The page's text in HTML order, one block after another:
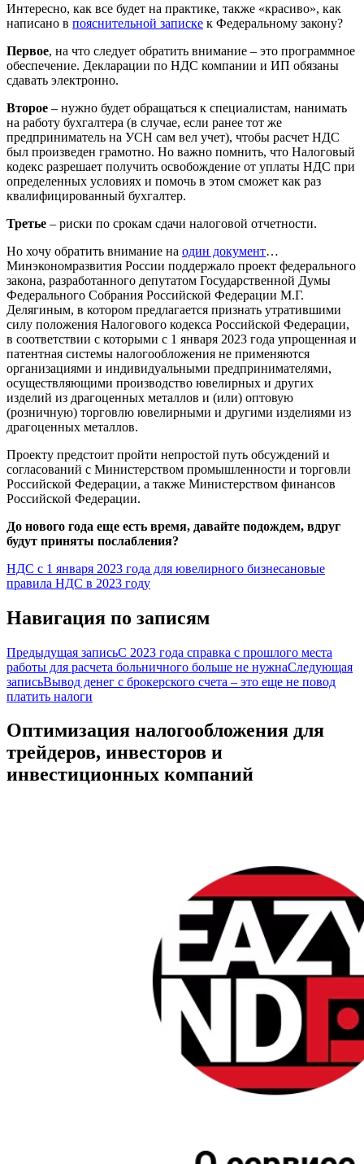
Интересно, как все будет на практике, также «красиво», как
написано в пояснительной записке к Федеральному закону?
Первое, на что следует обратить внимание – это программное
обеспечение. Декларации по НДС компании и ИП обязаны
сдавать электронно.
Второе – нужно будет обращаться к специалистам, нанимать
на работу бухгалтера (в случае, если ранее тот же
предприниматель на УСН сам вел учет), чтобы расчет НДС
был произведен грамотно. Но важно помнить, что Налоговый
кодекс разрешает получить освобождение от уплаты НДС при
определенных условиях и помочь в этом сможет как раз
квалифицированный бухгалтер.
Третье – риски по срокам сдачи налоговой отчетности.
Но хочу обратить внимание на один документ…
Минэкономразвития России поддержало проект федерального
закона, разработанного депутатом Государственной Думы
Федерального Собрания Российской Федерации М.Г.
Делягиным, в котором предлагается признать утратившими
силу положения Налогового кодекса Российской Федерации,
в соответствии с которыми с 1 января 2023 года упрощенная и
патентная системы налогообложения не применяются
организациями и индивидуальными предпринимателями,
осуществляющими производство ювелирных и других
изделий из драгоценных металлов и (или) оптовую
(розничную) торговлю ювелирными и другими изделиями из
драгоценных металлов.
Проекту предстоит пройти непростой путь обсуждений и
согласований с Министерством промышленности и торговли
Российской Федерации, а также Министерством финансов
Российской Федерации.
До нового года еще есть время, давайте подождем, вдруг
будут приняты послабления?
НДС с 1 января 2023 года для ювелирного бизнесановые
правила НДС в 2023 году
Навигация по записям
Предыдущая записьC 2023 года справка с прошлого места
работы для расчета больничного больше не нужнаСледующая
записьВывод денег с брокерского счета – это еще не повод
платить налоги
Оптимизация налогообложения для
трейдеров, инвесторов и
инвестиционных компаний